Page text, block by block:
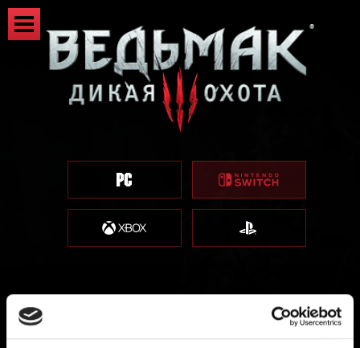
Внутриигровые награды за